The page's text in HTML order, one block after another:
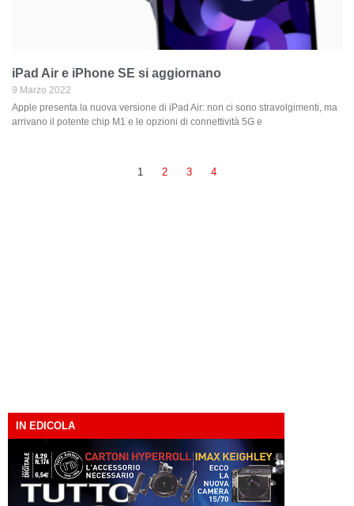
iPad Air e iPhone SE si aggiornano
9 Marzo 2022
Apple presenta la nuova versione di iPad Air: non ci sono stravolgimenti, ma
arrivano il potente chip M1 e le opzioni di connettività 5G e
1 2 3 4
IN EDICOLA